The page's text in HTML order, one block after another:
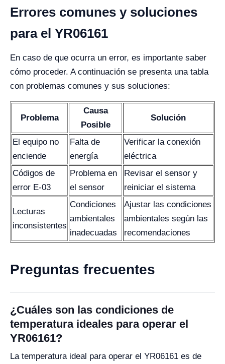
Errores comunes y soluciones
para el YR06161
En caso de que ocurra un error, es importante saber
cómo proceder. A continuación se presenta una tabla
con problemas comunes y sus soluciones:
Problema
Causa
Posible
Solución
El equipo no
enciende
Falta de
energía
Verificar la conexión
eléctrica
Códigos de
error E-03
Problema en
el sensor
Revisar el sensor y
reiniciar el sistema
Lecturas
inconsistentes
Condiciones
ambientales
inadecuadas
Ajustar las condiciones
ambientales según las
recomendaciones
Preguntas frecuentes
¿Cuáles son las condiciones de
temperatura ideales para operar el
YR06161?
La temperatura ideal para operar el YR06161 es de